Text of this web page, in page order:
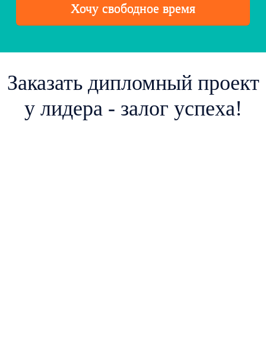
Хочу свободное время
Заказать дипломный проект
у лидера - залог успеха!